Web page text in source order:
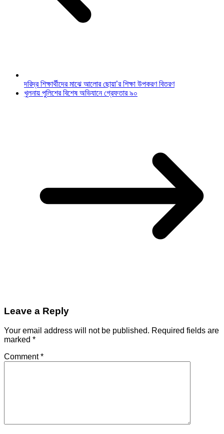
দরিদ্র শিক্ষার্থীদের মাঝে আলোর ছোয়া’র শিক্ষা উপকরণ বিতরণ
খুলনায় পুলিশের বিশেষ অভিযানে গ্রেফতার ৯০
Leave a Reply
Your email address will not be published. Required fields are
marked *
Comment*